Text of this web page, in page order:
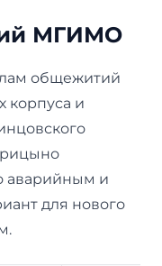
МГИМО
общежитий
корпуса и
аварийным и
для нового